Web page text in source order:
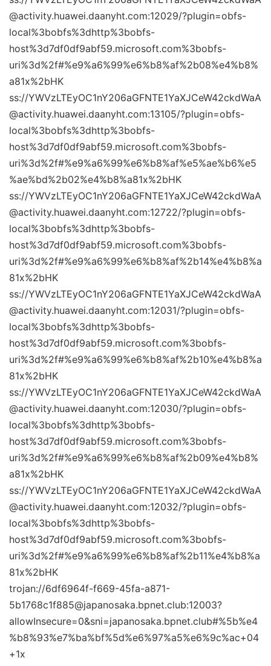
@activity.huawei.daanyht.com:12029/?plugin=obfs-
local%3bobfs%3dhttp%3bobfs-
host%3d7df0df9abf59.microsoft.com%3bobfs-
uri%3d%2f#%e9%a6%99%e6%b8%af%2b08%e4%b8%
a81x%2bHK
ss://YWVzLTEyOC1nY206aGFNTE1YaXJCeW42ckdWaA
@activity.huawei.daanyht.com:13105/?plugin=obfs-
local%3bobfs%3dhttp%3bobfs-
host%3d7df0df9abf59.microsoft.com%3bobfs-
uri%3d%2f#%e9%a6%99%e6%b8%af%e5%ae%b6%e5
%ae%bd%2b02%e4%b8%a81x%2bHK
ss://YWVzLTEyOC1nY206aGFNTE1YaXJCeW42ckdWaA
@activity.huawei.daanyht.com:12722/?plugin=obfs-
local%3bobfs%3dhttp%3bobfs-
host%3d7df0df9abf59.microsoft.com%3bobfs-
uri%3d%2f#%e9%a6%99%e6%b8%af%2b14%e4%b8%a
81x%2bHK
ss://YWVzLTEyOC1nY206aGFNTE1YaXJCeW42ckdWaA
@activity.huawei.daanyht.com:12031/?plugin=obfs-
local%3bobfs%3dhttp%3bobfs-
host%3d7df0df9abf59.microsoft.com%3bobfs-
uri%3d%2f#%e9%a6%99%e6%b8%af%2b10%e4%b8%a
81x%2bHK
ss://YWVzLTEyOC1nY206aGFNTE1YaXJCeW42ckdWaA
@activity.huawei.daanyht.com:12030/?plugin=obfs-
local%3bobfs%3dhttp%3bobfs-
host%3d7df0df9abf59.microsoft.com%3bobfs-
uri%3d%2f#%e9%a6%99%e6%b8%af%2b09%e4%b8%
a81x%2bHK
ss://YWVzLTEyOC1nY206aGFNTE1YaXJCeW42ckdWaA
@activity.huawei.daanyht.com:12032/?plugin=obfs-
local%3bobfs%3dhttp%3bobfs-
host%3d7df0df9abf59.microsoft.com%3bobfs-
uri%3d%2f#%e9%a6%99%e6%b8%af%2b11%e4%b8%a
81x%2bHK
trojan://6df6964f-f669-45fa-a871-
5b1768c1f885@japanosaka.bpnet.club:12003?
allowInsecure=0&sni=japanosaka.bpnet.club#%5b%e4
%b8%93%e7%ba%bf%5d%e6%97%a5%e6%9c%ac+04
+1x